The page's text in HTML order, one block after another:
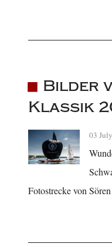
Bilder
Klassik
03
Fotostrecke von